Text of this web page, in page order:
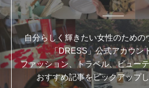
自分らしく輝きたい女性のための
「DRESS」公式アカウン
ファッション、トラベル、ビュー
おすすめ記事をピックアップ